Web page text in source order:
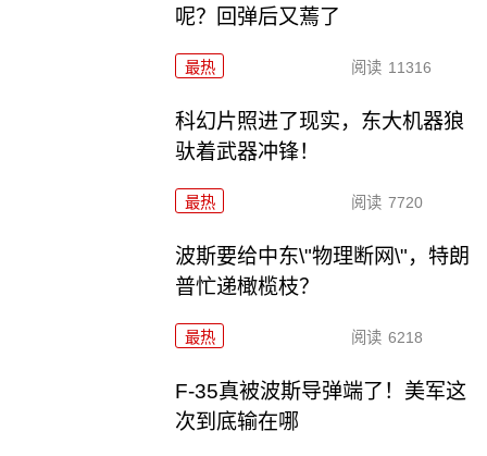
呢？回弹后又蔫了
最热 阅读 11316
科幻片照进了现实，东大机器狼
驮着武器冲锋！
最热 阅读 7720
波斯要给中东\"物理断网\"，特朗
普忙递橄榄枝？
最热 阅读 6218
F-35真被波斯导弹端了！美军这
次到底输在哪